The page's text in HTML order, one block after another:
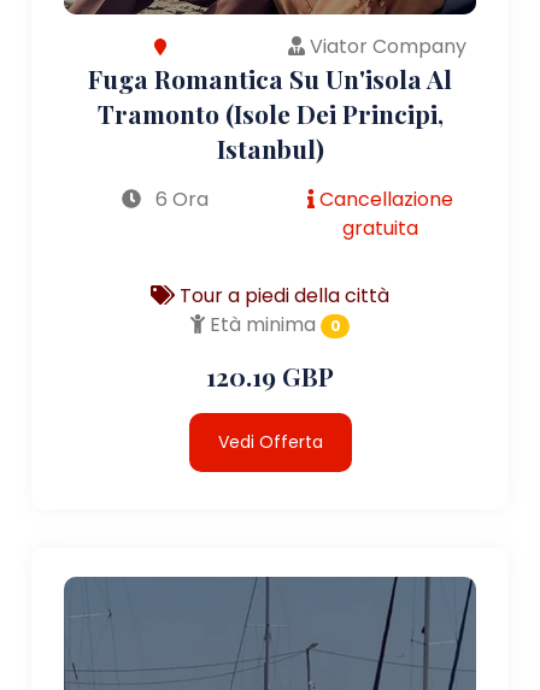
Viator Company
Fuga Romantica Su Un'isola Al
Tramonto (Isole Dei Principi,
Istanbul)
6 Ora
Cancellazione
gratuita
Tour a piedi della città
Età minima
0
120.19 GBP
Vedi Offerta